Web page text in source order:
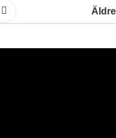
Äldre